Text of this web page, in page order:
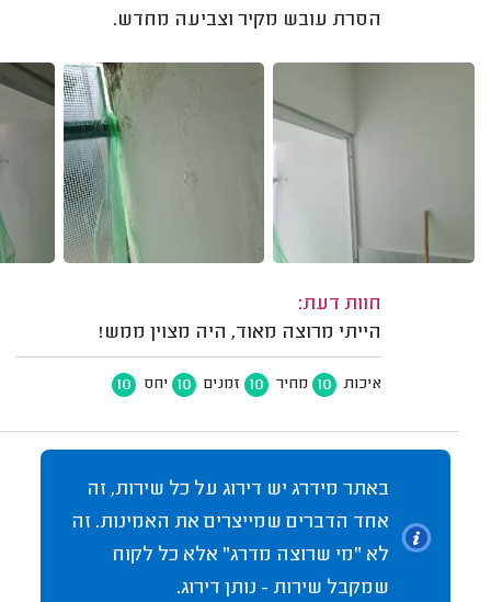
הסרת עובש מקיר וצביעה מחדש.
חוות דעת:
הייתי מרוצה מאוד, היה מצוין ממש!
איכות 10 מחיר 10 זמנים 10 יחס 10
באתר מידרג יש דירוג על כל שירות, זה
אחד הדברים שמייצרים את האמינות. זה
לא "מי שרוצה מדרג" אלא כל לקוח
שמקבל שירות - נותן דירוג.